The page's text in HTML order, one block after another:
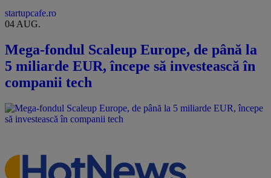
startupcafe.ro
04 AUG.
Mega-fondul Scaleup Europe, de până la
5 miliarde EUR, începe să investească în
companii tech